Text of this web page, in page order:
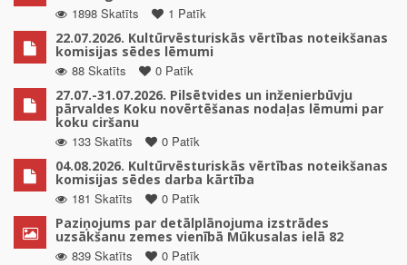
1898 Skatīts
1 Patīk
22.07.2026. Kultūrvēsturiskās vērtības noteikšanas
komisijas sēdes lēmumi
88 Skatīts
0 Patīk
27.07.-31.07.2026. Pilsētvides un inženierbūvju
pārvaldes Koku novērtēšanas nodaļas lēmumi par
koku ciršanu
133 Skatīts
0 Patīk
04.08.2026. Kultūrvēsturiskās vērtības noteikšanas
komisijas sēdes darba kārtība
181 Skatīts
0 Patīk
Paziņojums par detālplānojuma izstrādes
uzsākšanu zemes vienībā Mūkusalas ielā 82
839 Skatīts
0 Patīk